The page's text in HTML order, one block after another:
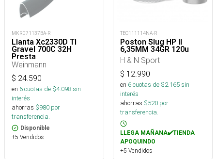
MKR071137BA-R
Llanta Xc2330D Tl
Gravel 700C 32H
Presta
Weinmann
$ 24.590
en 6cuotas de $4.098sin
interés
ahorras $980 por
transferencia.
Disponible
+5 Vendidos
TEC111114NA-R
Poston Slug HP II
6,35MM 34GR 120u
H & N Sport
$ 12.990
en 6cuotas de $2.165sin
interés
ahorras $520 por
transferencia.
LLEGA MAÑANA✔️TIENDA
APOQUINDO
+5 Vendidos